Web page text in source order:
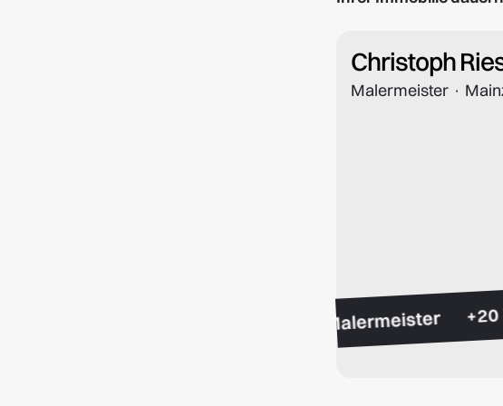
Christoph
Malermeister ·
+15 Jahre ErfahrungMalermeister